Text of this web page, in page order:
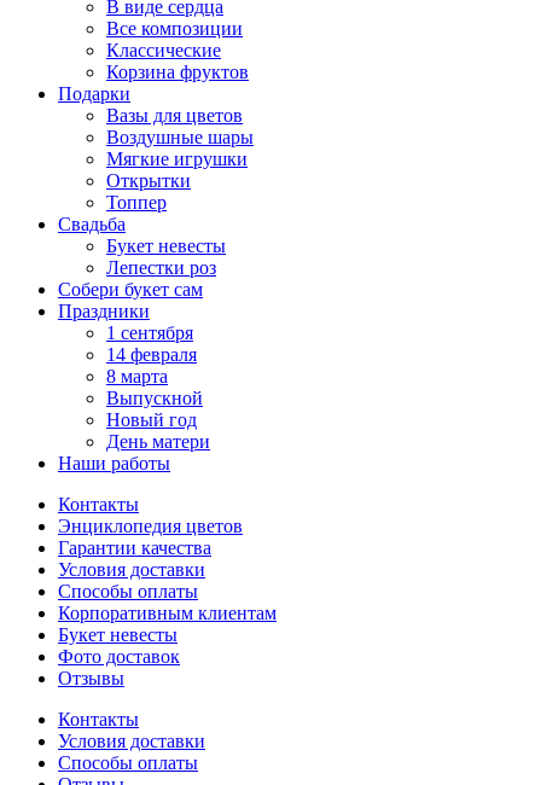
В виде сердца
Все композиции
Классические
Корзина фруктов
Подарки
Вазы для цветов
Воздушные шары
Мягкие игрушки
Открытки
Топпер
Свадьба
Букет невесты
Лепестки роз
Собери букет сам
Праздники
1 сентября
14 февраля
8 марта
Выпускной
Новый год
День матери
Наши работы
Контакты
Энциклопедия цветов
Гарантии качества
Условия доставки
Способы оплаты
Корпоративным клиентам
Букет невесты
Фото доставок
Отзывы
Контакты
Условия доставки
Способы оплаты